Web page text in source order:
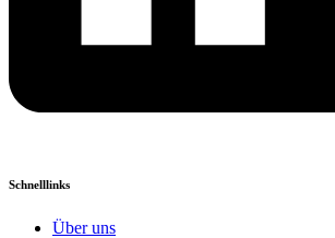
Schnelllinks
Über uns